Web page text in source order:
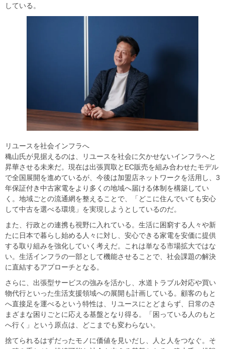
している。
リユースを社会インフラへ
穐山氏が見据えるのは、リユースを社会に欠かせないインフラへと
昇華させる未来だ。現在は出張買取とEC販売を組み合わせたモデル
で全国展開を進めているが、今後は加盟店ネットワークを活用し、3
年保証付き中古家電をより多くの地域へ届ける体制を構築してい
く。地域ごとの流通網を整えることで、「どこに住んでいても安心
して中古を選べる環境」を実現しようとしているのだ。
また、行政との連携も視野に入れている。生活に困窮する人々や新
たに日本で暮らし始める人々に対し、安心できる家電を安価に提供
する取り組みを強化していく考えだ。これは単なる市場拡大ではな
い。生活インフラの一部として機能させることで、社会課題の解決
に直結するアプローチとなる。
さらに、出張型サービスの強みを活かし、水道トラブル対応や買い
物代行といった生活支援領域への展開も計画している。顧客のもと
へ直接足を運べるという特性は、リユースにとどまらず、日常のさ
まざまな困りごとに応える基盤となり得る。「困っている人のもと
へ行く」という原点は、どこまでも変わらない。
捨てられるはずだったモノに価値を見いだし、人と人をつなぐ。そ